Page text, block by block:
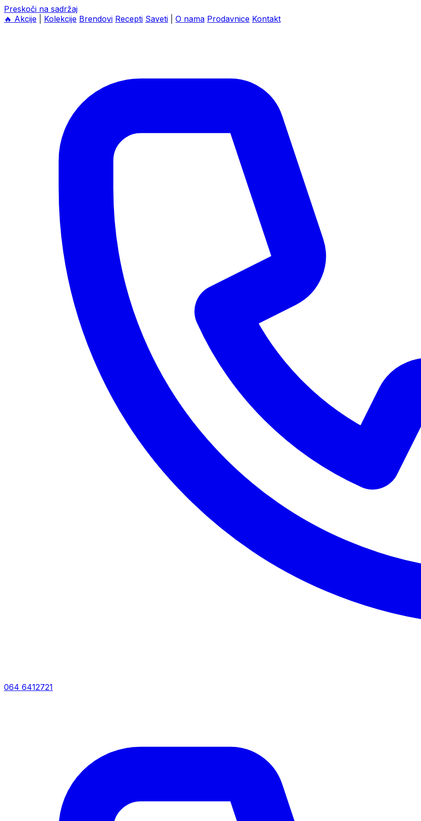
Preskoči na sadržaj
🔥 Akcije Kolekcije Brendovi Recepti Saveti O nama Prodavnice Kontakt
064 6412721